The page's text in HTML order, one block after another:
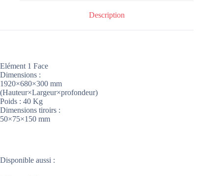
Description
Elément 1 Face
Dimensions :
1920×680×300 mm
(Hauteur×Largeur×profondeur)
Poids : 40 Kg
Dimensions tiroirs :
50×75×150 mm
Disponible aussi :